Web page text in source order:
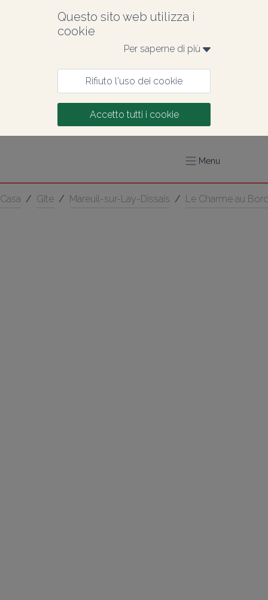
Questo sito web utilizza i
cookie
Per saperne di più
Rifiuto l'uso dei cookie
Accetto tutti i cookie
Menu
Casa / Gîte / Mareuil-sur-Lay-Dissais / Le Charme au